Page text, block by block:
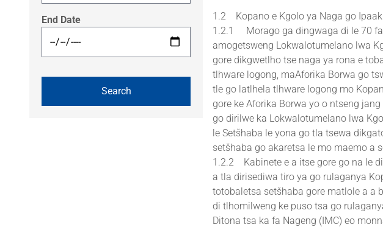
End Date
1.2 Kopano e Kgolo ya Naga go
1.2.1 Morago ga dingwaga di le 70
amogetsweng Lokwalotumelano lwa
gore dikgwetlho tse naga ya rona e
tlhware logong, maAforika Borwa go
tle go latlhela tlhware logong mo
gore ke Aforika Borwa yo o ntseng
go dirilwe ka Lokwalotumelano lwa
le Setšhaba le yona go tla tsewa
setšhaba go akaretsa le mo maemo a
1.2.2 Kabinete e a itse gore go na le
a tla dirisediwa tiro ya go rulaganya
totobaletsa setšhaba gore matlole a a
di tlhomilweng ke puso tsa go
Ditona tsa ka fa Nageng (IMC) eo